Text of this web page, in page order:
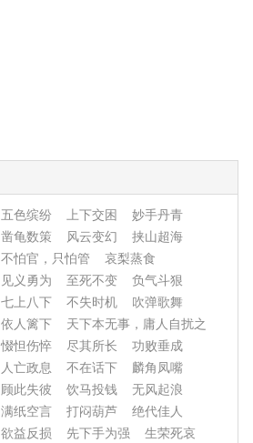
五色缤纷 上下交困
妙手丹青
凿龟数策 风云变幻
挟山超海
不怕官，只怕管
哀梨蒸食
见义勇为 至死不变
负气斗狠
七上八下 不失时机
吹弹歌舞
依人篱下
天下本无事，庸人自扰之
惙怛伤悴 尽其所长
功败垂成
人亡政息 不在话下
麟角凤嘴
顾此失彼 饮马投钱
无风起浪
满纸空言 打闷葫芦
绝代佳人
欲益反损 先下手为强
生荣死哀